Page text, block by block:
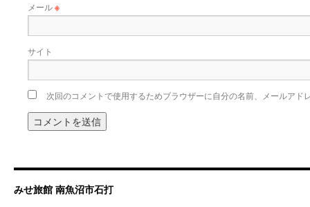
メール※
サイト
次回のコメントで使用するためブラウザーに自分の名前、メールアド
みせ旅館 南魚沼市石打